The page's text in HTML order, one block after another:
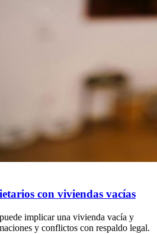
con viviendas vacías
implicar una vivienda vacía y
y conflictos con respaldo legal.